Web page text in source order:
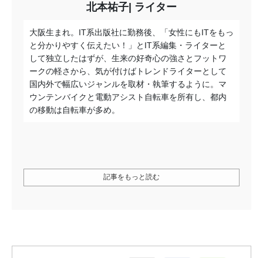
北本祐子 ライター
大阪生まれ。IT系出版社に勤務後、「女性にもITをもっ
と分かりやすく伝えたい！」とIT系編集・ライターと
して独立したはずが、生来の好奇心の強さとフットワ
ークの軽さから、気が付けばトレンドライターとして
国内外で幅広いジャンルを取材・執筆するように。マ
ウンテンバイクと電動アシスト自転車を所有し、都内
の移動は自転車が多め。
記事をもっと読む